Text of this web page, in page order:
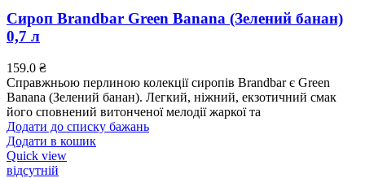
Сироп Brandbar Green Banana (Зелений банан)
0,7 л
159.0 ₴
Справжньою перлиною колекції сиропів Brandbar є Green
Banana (Зелений банан). Легкий, ніжний, екзотичний смак
його сповнений витонченої мелодії жаркої та
Додати до списку бажань
Додати в кошик
Quick view
відсутній